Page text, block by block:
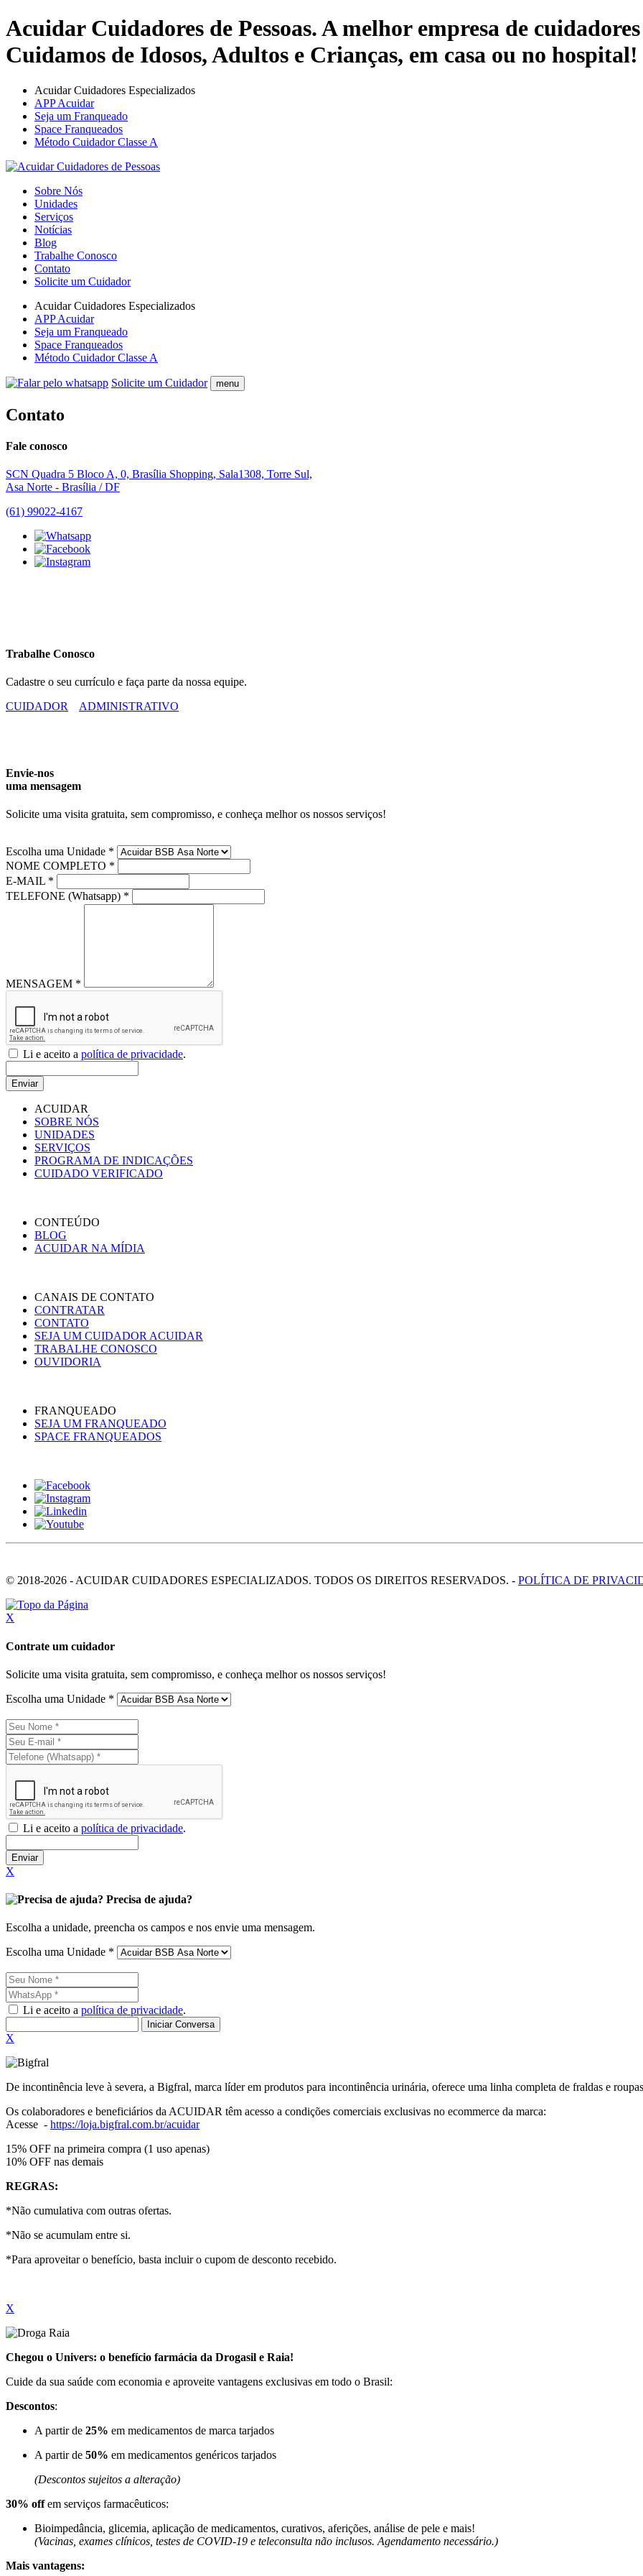
Acuidar Cuidadores de Pessoas. A melhor empresa de
Cuidamos de Idosos, Adultos e Crianças, em casa ou no hospital!
Acuidar Cuidadores Especializados
APP Acuidar
Seja um Franqueado
Space Franqueados
Método Cuidador Classe A
Sobre Nós
Unidades
Serviços
Notícias
Blog
Trabalhe Conosco
Contato
Solicite um Cuidador
Acuidar Cuidadores Especializados
APP Acuidar
Seja um Franqueado
Space Franqueados
Método Cuidador Classe A
Solicite um Cuidador menu
Contato
Fale conosco
SCN Quadra 5 Bloco A, 0, Brasília Shopping, Sala1308, Torre Sul,
Asa Norte - Brasília / DF
(61) 99022-4167
Trabalhe Conosco
Cadastre o seu currículo e faça parte da nossa equipe.
CUIDADOR
ADMINISTRATIVO
Envie-nos
uma mensagem
Solicite uma visita gratuita, sem compromisso, e conheça melhor os nossos serviços!
Escolha uma Unidade *
NOME COMPLETO *
E-MAIL *
TELEFONE (Whatsapp) *
MENSAGEM *
Li e aceito a política de privacidade.
Enviar
ACUIDAR
SOBRE NÓS
UNIDADES
SERVIÇOS
PROGRAMA DE INDICAÇÕES
CUIDADO VERIFICADO
CONTEÚDO
BLOG
ACUIDAR NA MÍDIA
CANAIS DE CONTATO
CONTRATAR
CONTATO
SEJA UM CUIDADOR ACUIDAR
TRABALHE CONOSCO
OUVIDORIA
FRANQUEADO
SEJA UM FRANQUEADO
SPACE FRANQUEADOS
© 2018-2026 - ACUIDAR CUIDADORES ESPECIALIZADOS. TODOS OS DIREITOS RESERVADOS. - POLÍTICA DE
X
Contrate um cuidador
Solicite uma visita gratuita, sem compromisso, e conheça melhor os nossos serviços!
Escolha uma Unidade *
Li e aceito a política de privacidade.
Enviar
X
Precisa de ajuda?
Escolha a unidade, preencha os campos e nos envie uma mensagem.
Escolha uma Unidade *
Li e aceito a política de privacidade.
Iniciar Conversa
X
De incontinência leve à severa, a Bigfral, marca líder em produtos para incontinência urinária, oferece uma linha completa de fraldas e
Os colaboradores e beneficiários da ACUIDAR têm acesso a condições comerciais exclusivas no ecommerce da marca:
Acesse - https://loja.bigfral.com.br/acuidar
15% OFF na primeira compra (1 uso apenas)
10% OFF nas demais
REGRAS:
*Não cumulativa com outras ofertas.
*Não se acumulam entre si.
*Para aproveitar o benefício, basta incluir o cupom de desconto recebido.
X
Chegou o Univers: o benefício farmácia da Drogasil e Raia!
Cuide da sua saúde com economia e aproveite vantagens exclusivas em todo o Brasil:
Descontos:
A partir de 25% em medicamentos de marca tarjados
A partir de 50% em medicamentos genéricos tarjados
(Descontos sujeitos a alteração)
30% offem serviços farmacêuticos:
Bioimpedância, glicemia, aplicação de medicamentos, curativos, aferições, análise de pele e mais!
(Vacinas, exames clínicos, testes de COVID-19 e teleconsulta não inclusos. Agendamento necessário.)
Mais vantagens: